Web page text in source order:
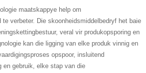
maatskappye help om
te verbeter. Die skoonheidsmiddelbedryf het baie
veral vir produkopsporing en
kan die ligging van elke produk vinnig en
opspoor, insluitend
en gebruik, elke stap van die